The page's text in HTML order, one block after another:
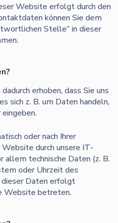
Website erfolgt durch den
können Sie dem
Stelle“ in dieser
erhoben, dass Sie uns
sich z. B. um Daten handeln,
oder nach Ihrer
durch unsere IT-
allem technische Daten (z. B.
oder Uhrzeit des
dieser Daten erfolgt
Website betreten.